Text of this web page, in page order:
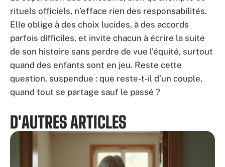
rituels officiels, n’efface rien des responsabilités.
Elle oblige à des choix lucides, à des accords
parfois difficiles, et invite chacun à écrire la suite
de son histoire sans perdre de vue l’équité, surtout
quand des enfants sont en jeu. Reste cette
question, suspendue : que reste-t-il d’un couple,
quand tout se partage sauf le passé ?
D'AUTRES ARTICLES